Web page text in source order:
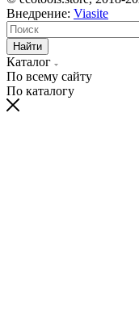
Внедрение: Viasite
Найти
Каталог
По всему сайту
По каталогу